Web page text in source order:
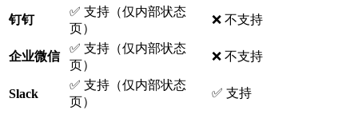
钉钉
✅ 支持（仅内部状态
页）
❌ 不支持
企业微信
✅ 支持（仅内部状态
页）
❌ 不支持
Slack
✅ 支持（仅内部状态
页）
✅ 支持